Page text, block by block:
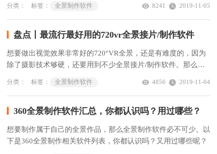
分类： 标签： 全景制作软件 2019-11-05
8241
盘点丨最流行最好用的720vr全景接片/制作软件
想要做出视觉效果非常好的720°VR全景，还是有难度的，因为
除了摄影技术够硬，还要用到不少全景接片/制作软件。那么，
做个简单盘点。
分类： 标签： 全景制作软件 2019-11-04
4856
360全景制作软件汇总，你都认识吗？用过哪些？
想要制作属于自己的全景作品，那么全景制作软件必不可少。以
下是360全景制作相关软件列表，你都认识吗？又用过哪些呢？